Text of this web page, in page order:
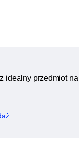
idealny przedmiot